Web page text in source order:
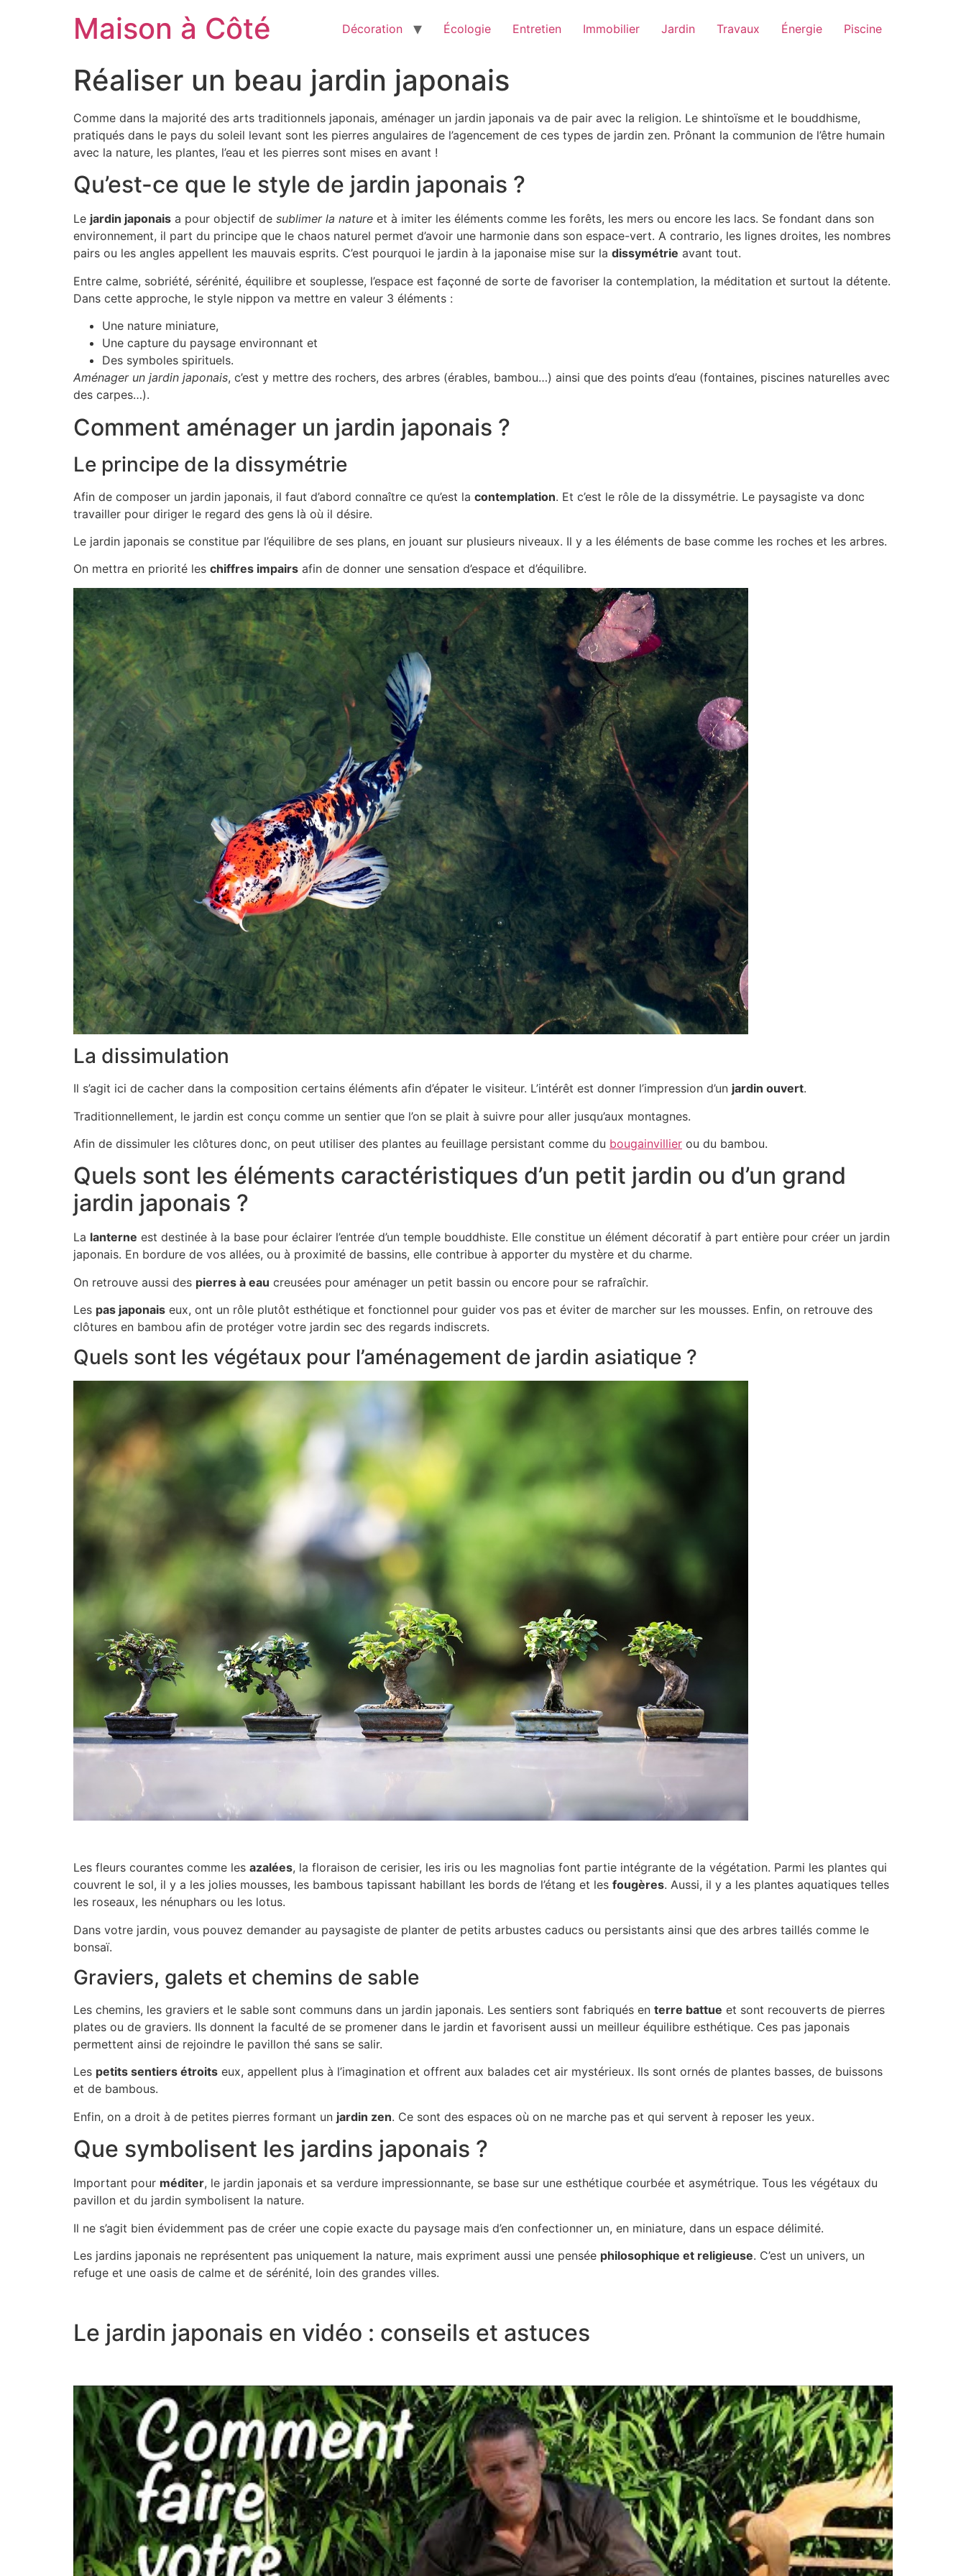
Maison à Côté Décoration Écologie Entretien Immobilier Jardin Travaux Énergie Piscine
Réaliser un beau jardin japonais
Comme dans la majorité des arts traditionnels japonais, aménager un jardin japonais va de pair avec la religion. Le shintoïsme et le bouddhisme,
pratiqués dans le pays du soleil levant sont les pierres angulaires de l’agencement de ces types de jardin zen. Prônant la communion de l’être humain
avec la nature, les plantes, l’eau et les pierres sont mises en avant !
Qu’est-ce que le style de jardin japonais ?
Le jardin japonais a pour objectif de sublimer la nature et à imiter les éléments comme les forêts, les mers ou encore les lacs. Se fondant dans son
environnement, il part du principe que le chaos naturel permet d’avoir une harmonie dans son espace-vert. A contrario, les lignes droites, les nombres
pairs ou les angles appellent les mauvais esprits. C’est pourquoi le jardin à la japonaise mise sur la dissymétrie avant tout.
Entre calme, sobriété, sérénité, équilibre et souplesse, l’espace est façonné de sorte de favoriser la contemplation, la méditation et surtout la détente.
Dans cette approche, le style nippon va mettre en valeur 3 éléments :
Une nature miniature,
Une capture du paysage environnant et
Des symboles spirituels.
Aménager un jardin japonais, c’est y mettre des rochers, des arbres (érables, bambou…) ainsi que des points d’eau (fontaines, piscines naturelles avec
des carpes…).
Comment aménager un jardin japonais ?
Le principe de la dissymétrie
Afin de composer un jardin japonais, il faut d’abord connaître ce qu’est la contemplation. Et c’est le rôle de la dissymétrie. Le paysagiste va donc
travailler pour diriger le regard des gens là où il désire.
Le jardin japonais se constitue par l’équilibre de ses plans, en jouant sur plusieurs niveaux. Il y a les éléments de base comme les roches et les arbres.
On mettra en priorité les chiffres impairs afin de donner une sensation d’espace et d’équilibre.
La dissimulation
Il s’agit ici de cacher dans la composition certains éléments afin d’épater le visiteur. L’intérêt est donner l’impression d’un jardin ouvert.
Traditionnellement, le jardin est conçu comme un sentier que l’on se plait à suivre pour aller jusqu’aux montagnes.
Afin de dissimuler les clôtures donc, on peut utiliser des plantes au feuillage persistant comme du bougainvillier ou du bambou.
Quels sont les éléments caractéristiques d’un petit jardin ou d’un grand
jardin japonais ?
La lanterne est destinée à la base pour éclairer l’entrée d’un temple bouddhiste. Elle constitue un élément décoratif à part entière pour créer un jardin
japonais. En bordure de vos allées, ou à proximité de bassins, elle contribue à apporter du mystère et du charme.
On retrouve aussi des pierres à eau creusées pour aménager un petit bassin ou encore pour se rafraîchir.
Les pas japonais eux, ont un rôle plutôt esthétique et fonctionnel pour guider vos pas et éviter de marcher sur les mousses. Enfin, on retrouve des
clôtures en bambou afin de protéger votre jardin sec des regards indiscrets.
Quels sont les végétaux pour l’aménagement de jardin asiatique ?
Les fleurs courantes comme les azalées, la floraison de cerisier, les iris ou les magnolias font partie intégrante de la végétation. Parmi les plantes qui
couvrent le sol, il y a les jolies mousses, les bambous tapissant habillant les bords de l’étang et les fougères. Aussi, il y a les plantes aquatiques telles
les roseaux, les nénuphars ou les lotus.
Dans votre jardin, vous pouvez demander au paysagiste de planter de petits arbustes caducs ou persistants ainsi que des arbres taillés comme le
bonsaï.
Graviers, galets et chemins de sable
Les chemins, les graviers et le sable sont communs dans un jardin japonais. Les sentiers sont fabriqués en terre battue et sont recouverts de pierres
plates ou de graviers. Ils donnent la faculté de se promener dans le jardin et favorisent aussi un meilleur équilibre esthétique. Ces pas japonais
permettent ainsi de rejoindre le pavillon thé sans se salir.
Les petits sentiers étroits eux, appellent plus à l’imagination et offrent aux balades cet air mystérieux. Ils sont ornés de plantes basses, de buissons
et de bambous.
Enfin, on a droit à de petites pierres formant un jardin zen. Ce sont des espaces où on ne marche pas et qui servent à reposer les yeux.
Que symbolisent les jardins japonais ?
Important pour méditer, le jardin japonais et sa verdure impressionnante, se base sur une esthétique courbée et asymétrique. Tous les végétaux du
pavillon et du jardin symbolisent la nature.
Il ne s’agit bien évidemment pas de créer une copie exacte du paysage mais d’en confectionner un, en miniature, dans un espace délimité.
Les jardins japonais ne représentent pas uniquement la nature, mais expriment aussi une pensée philosophique et religieuse. C’est un univers, un
refuge et une oasis de calme et de sérénité, loin des grandes villes.
Le jardin japonais en vidéo : conseils et astuces